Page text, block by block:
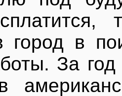
город в
За